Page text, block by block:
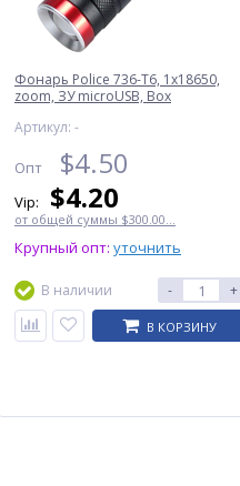
Фонарь Police 736-T6, 1x18650,
zoom, ЗУ microUSB, Box
Артикул: -
Опт $4.50
Vip: $4.20
от общей суммы $300.00...
Крупный опт: уточнить
В наличии - +
В КОРЗИНУ